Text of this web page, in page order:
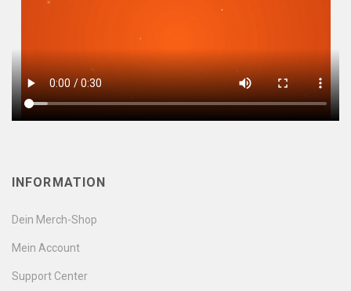
INFORMATION
Dein Merch-Shop
Mein Account
Support Center